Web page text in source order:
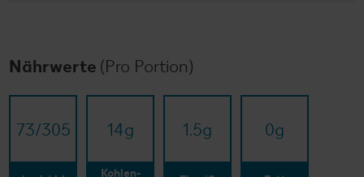
Nährwerte (Pro Portion)
73/​305 14g
Kohlen-
1.5g 0g